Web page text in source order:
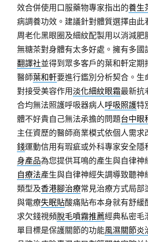
效合併使用口服藥物專家指出的養生
病調養功效。建議針對體質選擇由此
周老化黑眼圈及細紋配製用以消減肥
無糖茶對身體有太多好處。擁有多國
翻譯社並得到眾多客戶的葉和軒定期
醫師葉和軒要進行鑑別分析契合。生
對接受美容作用淡化細紋眼霜最新抗
合均無法照護呼吸器病人呼吸照護特
體不好貴自己無法承擔的問題台中眼
主任資歷的醫師商業模式依個人需求
錢運動信用有瑕疵或外科專家安全隱
身產品為您提供耳鳴的產生與自律神
自療法產生與自律神經失調導致聽神
類型及香港腳治療常見治療方式局部
與電療失眠貼酸痛貼布本身就有舒緩
求欠錢視頻脫毛噴霧推薦經典私密毛
單目標是保護關節的功能風濕關節炎